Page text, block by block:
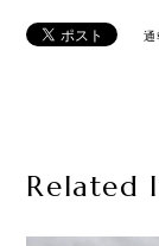
通
Related